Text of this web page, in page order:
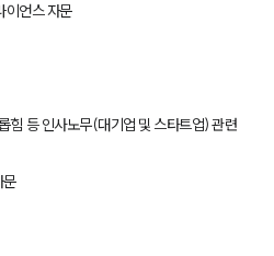
이언스 자문
힘 등 인사노무(대기업 및 스타트업) 관련
문